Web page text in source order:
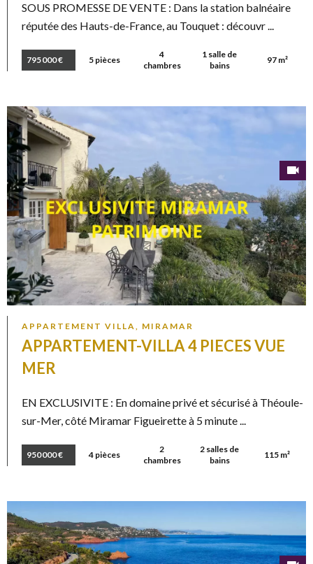
SOUS PROMESSE DE VENTE : Dans la station balnéaire
réputée des Hauts-de-France, au Touquet : découvr ...
795 000 € 5 pièces
4
chambres
1 salle de
bains
97 m²
APPARTEMENT VILLA, MIRAMAR
APPARTEMENT-VILLA 4 PIECES VUE
MER
EN EXCLUSIVITE : En domaine privé et sécurisé à Théoule-
sur-Mer, côté Miramar Figueirette à 5 minute ...
950 000 € 4 pièces
2
chambres
2 salles de
bains
115 m²